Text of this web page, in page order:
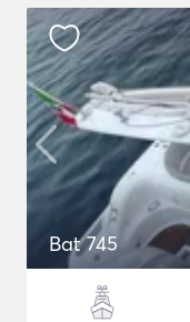
Bat 745